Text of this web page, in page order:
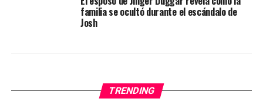
familia se ocultó durante el escándalo de
Josh
TRENDING